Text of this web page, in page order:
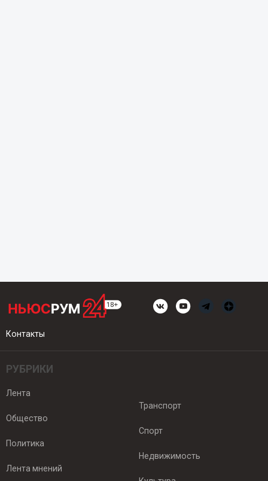
Контакты
РУБРИКИ
Лента
Общество
Политика
Лента мнений
Транспорт
Спорт
Недвижимость